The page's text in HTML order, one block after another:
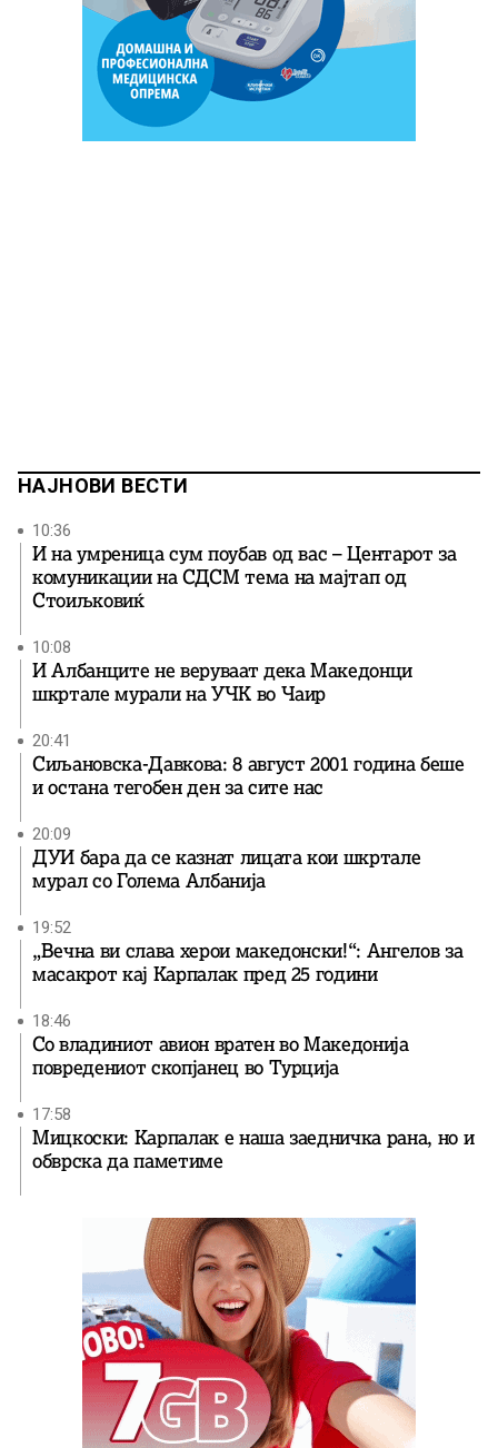
НАЈНОВИ ВЕСТИ
10:36
И на умреница сум поубав од вас – Центарот за
комуникации на СДСМ тема на мајтап од
Стоиљковиќ
10:08
И Албанците не веруваат дека Македонци
шкртале мурали на УЧК во Чаир
20:41
Сиљановска-Давкова: 8 август 2001 година беше
и остана тегобен ден за сите нас
20:09
ДУИ бара да се казнат лицата кои шкртале
мурал со Голема Албанија
19:52
„Вечна ви слава херои македонски!“: Ангелов за
масакрот кај Карпалак пред 25 години
18:46
Со владиниот авион вратен во Македонија
повредениот скопјанец во Турција
17:58
Мицкоски: Карпалак е наша заедничка рана, но и
обврска да паметиме